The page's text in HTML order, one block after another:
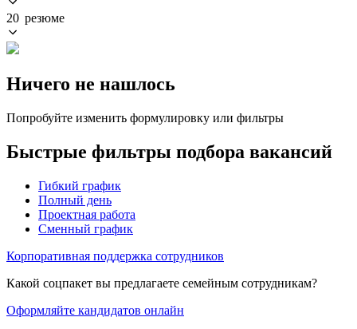
20 резюме
Ничего не нашлось
Попробуйте изменить формулировку или фильтры
Быстрые фильтры подбора вакансий
Гибкий график
Полный день
Проектная работа
Сменный график
Корпоративная поддержка сотрудников
Какой соцпакет вы предлагаете семейным сотрудникам?
Оформляйте кандидатов онлайн